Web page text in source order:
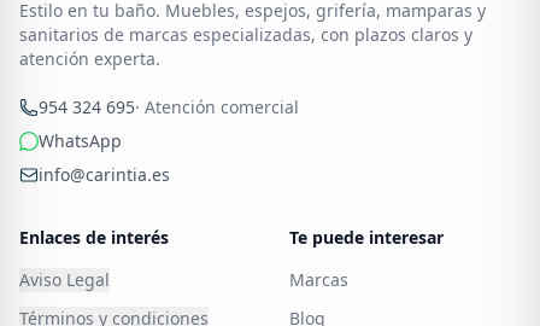
Estilo en tu baño. Muebles, espejos, grifería, mamparas y
sanitarios de marcas especializadas, con plazos claros y
atención experta.
954 324 695· Atención comercial
WhatsApp
info@carintia.es
Enlaces de interés
Aviso Legal
Términos y condiciones
Te puede interesar
Marcas
Blog